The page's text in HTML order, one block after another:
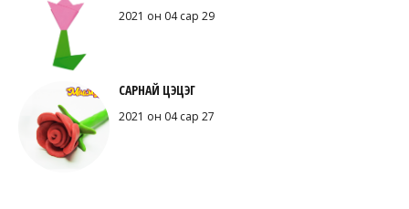
2021 он 04 сар 29
САРНАЙ ЦЭЦЭГ
2021 он 04 сар 27